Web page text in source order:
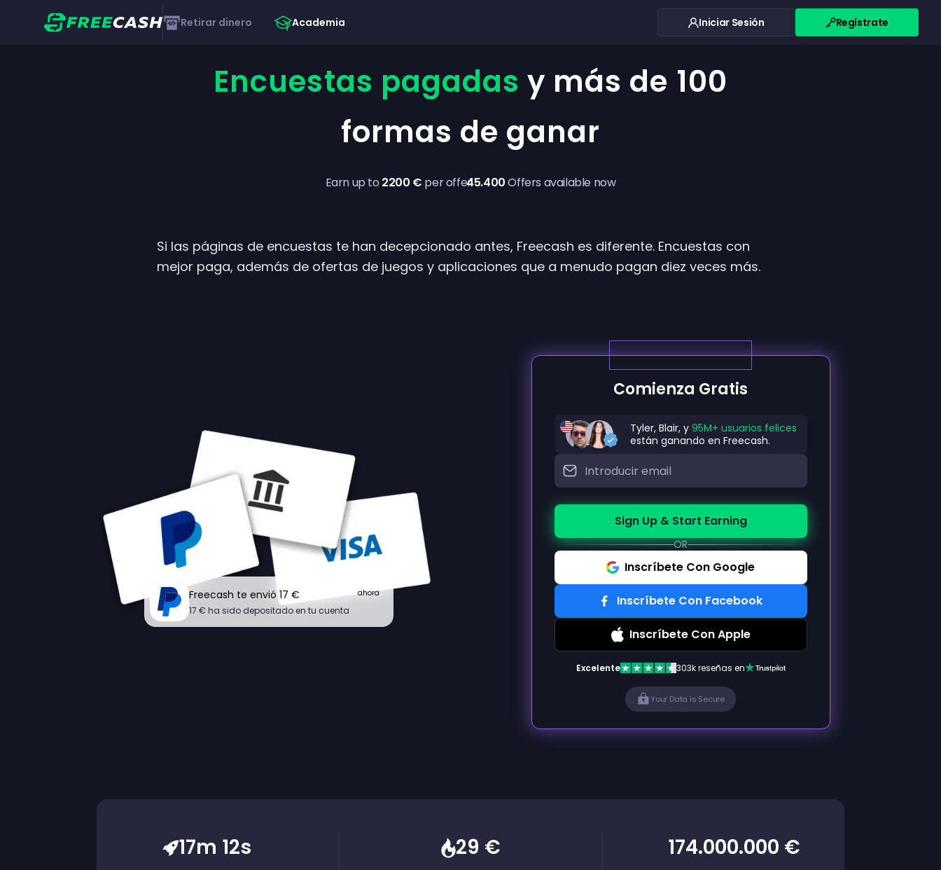
Retirar dinero Academia Iniciar Sesión Regístrate
Encuestas pagadas y más de 100
formas de ganar
Earn up to 2200 € per offer45.400Offers available now
Si las páginas de encuestas te han decepcionado antes, Freecash es diferente. Encuestas con
mejor paga, además de ofertas de juegos y aplicaciones que a menudo pagan diez veces más.
Freecash te envió 17 €
17 € ha sido depositado en tu cuenta
ahora
Comienza Gratis
Tyler, Blair, y 95M+ usuarios felices
están ganando en Freecash.
Sign Up & Start Earning
OR
Inscríbete Con Google
Inscríbete Con Facebook
Inscríbete Con Apple
Excelente 303k reseñas en
Your Data is Secure
17m 12s 29 € 174.000.000 €